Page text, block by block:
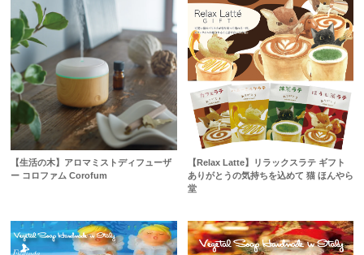
【生活の木】アロマミストディフューザ
ー コロファム Corofum
【Relax Latte】リラックスラテ ギフト
ありがとうの気持ちを込めて 猫 ほんやら
堂